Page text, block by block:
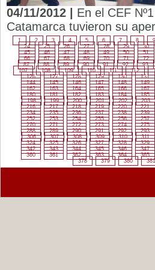
04/11/2012 | En el CEF
Catamarca tuvieron su
1 2 3 4 5 6 7 8 9
24
25 26 27 28 29 30
45
46 47 48 49 50 51
66
67 68 69 70 71 72
87
88 89 90 91 92 93
107
108 109 110 111 112
126
127 128 129 130 131
144
145 146 147 148 149
162
163 164 165 166 167
180
181 182 183 184 185
198
199 200 201 202 203
216
217 218 219 220 221
234
235 236 237 238 239
252
253 254 255 256 257
270
271 272 273 274 275
288
289 290 291 292 293
306
307 308 309 310 311
324
325 326 327 328 329
342
343 344 345 346 347
360
361 362 363 364 365
378
379 380 381